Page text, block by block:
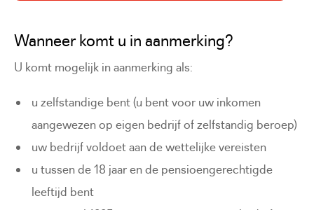
Wanneer komt u in aanmerking?
U komt mogelijk in aanmerking als:
u zelfstandige bent (u bent voor uw inkomen
aangewezen op eigen bedrijf of zelfstandig beroep)
uw bedrijf voldoet aan de wettelijke vereisten
u tussen de 18 jaar en de pensioengerechtigde
leeftijd bent